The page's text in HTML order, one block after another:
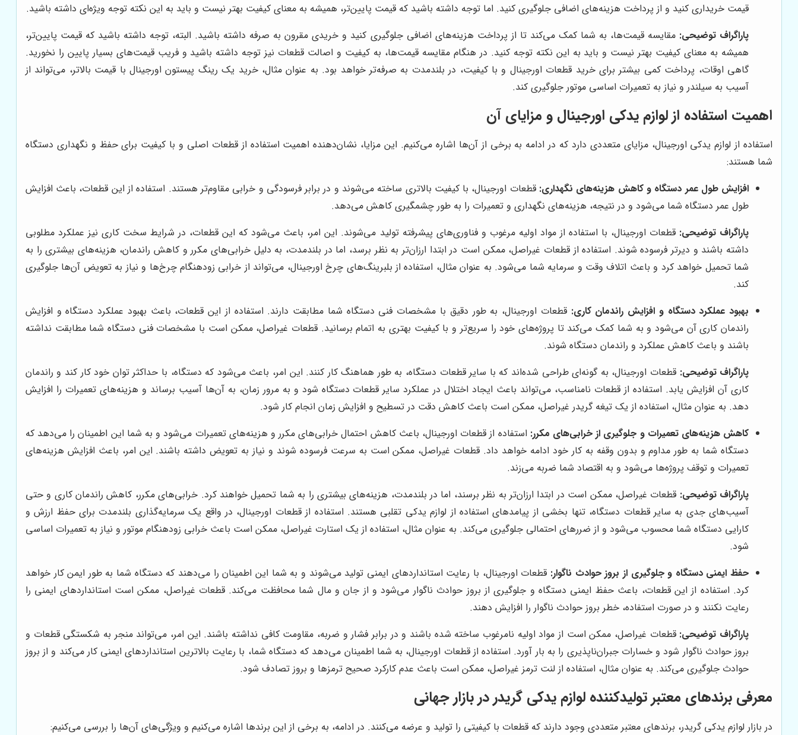
قیمت خریداری کنید و از پرداخت هزینه‌های اضافی جلوگیری کنید. اما توجه داشته باشید که قیمت پایین‌تر، همیشه به معنای کیفیت بهتر نیست و باید به این نکته توجه ویژه‌ای داشته باشید.
پاراگراف توضیحی: مقایسه قیمت‌ها، به شما کمک می‌کند تا از پرداخت هزینه‌های اضافی جلوگیری کنید و خریدی مقرون به صرفه داشته باشید. البته، توجه داشته باشید که قیمت پایین‌تر،
همیشه به معنای کیفیت بهتر نیست و باید به این نکته توجه کنید. در هنگام مقایسه قیمت‌ها، به کیفیت و اصالت قطعات نیز توجه داشته باشید و فریب قیمت‌های بسیار پایین را نخورید.
گاهی اوقات، پرداخت کمی بیشتر برای خرید قطعات اورجینال و با کیفیت، در بلندمدت به صرفه‌تر خواهد بود. به عنوان مثال، خرید یک رینگ پیستون اورجینال با قیمت بالاتر، می‌تواند از
آسیب به سیلندر و نیاز به تعمیرات اساسی موتور جلوگیری کند.
اهمیت استفاده از لوازم یدکی اورجینال و مزایای آن
استفاده از لوازم یدکی اورجینال، مزایای متعددی دارد که در ادامه به برخی از آن‌ها اشاره می‌کنیم. این مزایا، نشان‌دهنده اهمیت استفاده از قطعات اصلی و با کیفیت برای حفظ و نگهداری دستگاه
شما هستند:
افزایش طول عمر دستگاه و کاهش هزینه‌های نگهداری: قطعات اورجینال، با کیفیت بالاتری ساخته می‌شوند و در برابر فرسودگی و خرابی مقاوم‌تر هستند. استفاده از این قطعات، باعث افزایش
طول عمر دستگاه شما می‌شود و در نتیجه، هزینه‌های نگهداری و تعمیرات را به طور چشمگیری کاهش می‌دهد.
پاراگراف توضیحی: قطعات اورجینال، با استفاده از مواد اولیه مرغوب و فناوری‌های پیشرفته تولید می‌شوند. این امر، باعث می‌شود که این قطعات، در شرایط سخت کاری نیز عملکرد مطلوبی
داشته باشند و دیرتر فرسوده شوند. استفاده از قطعات غیراصل، ممکن است در ابتدا ارزان‌تر به نظر برسد، اما در بلندمدت، به دلیل خرابی‌های مکرر و کاهش راندمان، هزینه‌های بیشتری را به
شما تحمیل خواهد کرد و باعث اتلاف وقت و سرمایه شما می‌شود. به عنوان مثال، استفاده از بلبرینگ‌های چرخ اورجینال، می‌تواند از خرابی زودهنگام چرخ‌ها و نیاز به تعویض آن‌ها جلوگیری
کند.
بهبود عملکرد دستگاه و افزایش راندمان کاری: قطعات اورجینال، به طور دقیق با مشخصات فنی دستگاه شما مطابقت دارند. استفاده از این قطعات، باعث بهبود عملکرد دستگاه و افزایش
راندمان کاری آن می‌شود و به شما کمک می‌کند تا پروژه‌های خود را سریع‌تر و با کیفیت بهتری به اتمام برسانید. قطعات غیراصل، ممکن است با مشخصات فنی دستگاه شما مطابقت نداشته
باشند و باعث کاهش عملکرد و راندمان دستگاه شوند.
پاراگراف توضیحی: قطعات اورجینال، به گونه‌ای طراحی شده‌اند که با سایر قطعات دستگاه، به طور هماهنگ کار کنند. این امر، باعث می‌شود که دستگاه، با حداکثر توان خود کار کند و راندمان
کاری آن افزایش یابد. استفاده از قطعات نامناسب، می‌تواند باعث ایجاد اختلال در عملکرد سایر قطعات دستگاه شود و به مرور زمان، به آن‌ها آسیب برساند و هزینه‌های تعمیرات را افزایش
دهد. به عنوان مثال، استفاده از یک تیغه گریدر غیراصل، ممکن است باعث کاهش دقت در تسطیح و افزایش زمان انجام کار شود.
کاهش هزینه‌های تعمیرات و جلوگیری از خرابی‌های مکرر: استفاده از قطعات اورجینال، باعث کاهش احتمال خرابی‌های مکرر و هزینه‌های تعمیرات می‌شود و به شما این اطمینان را می‌دهد که
دستگاه شما به طور مداوم و بدون وقفه به کار خود ادامه خواهد داد. قطعات غیراصل، ممکن است به سرعت فرسوده شوند و نیاز به تعویض داشته باشند. این امر، باعث افزایش هزینه‌های
تعمیرات و توقف پروژه‌ها می‌شود و به اقتصاد شما ضربه می‌زند.
پاراگراف توضیحی: قطعات غیراصل، ممکن است در ابتدا ارزان‌تر به نظر برسند، اما در بلندمدت، هزینه‌های بیشتری را به شما تحمیل خواهند کرد. خرابی‌های مکرر، کاهش راندمان کاری و حتی
آسیب‌های جدی به سایر قطعات دستگاه، تنها بخشی از پیامدهای استفاده از لوازم یدکی تقلبی هستند. استفاده از قطعات اورجینال، در واقع یک سرمایه‌گذاری بلندمدت برای حفظ ارزش و
کارایی دستگاه شما محسوب می‌شود و از ضررهای احتمالی جلوگیری می‌کند. به عنوان مثال، استفاده از یک استارت غیراصل، ممکن است باعث خرابی زودهنگام موتور و نیاز به تعمیرات اساسی
شود.
حفظ ایمنی دستگاه و جلوگیری از بروز حوادث ناگوار: قطعات اورجینال، با رعایت استانداردهای ایمنی تولید می‌شوند و به شما این اطمینان را می‌دهند که دستگاه شما به طور ایمن کار خواهد
کرد. استفاده از این قطعات، باعث حفظ ایمنی دستگاه و جلوگیری از بروز حوادث ناگوار می‌شود و از جان و مال شما محافظت می‌کند. قطعات غیراصل، ممکن است استانداردهای ایمنی را
رعایت نکنند و در صورت استفاده، خطر بروز حوادث ناگوار را افزایش دهند.
پاراگراف توضیحی: قطعات غیراصل، ممکن است از مواد اولیه نامرغوب ساخته شده باشند و در برابر فشار و ضربه، مقاومت کافی نداشته باشند. این امر، می‌تواند منجر به شکستگی قطعات و
بروز حوادث ناگوار شود و خسارات جبران‌ناپذیری را به بار آورد. استفاده از قطعات اورجینال، به شما اطمینان می‌دهد که دستگاه شما، با رعایت بالاترین استانداردهای ایمنی کار می‌کند و از بروز
حوادث جلوگیری می‌کند. به عنوان مثال، استفاده از لنت ترمز غیراصل، ممکن است باعث عدم کارکرد صحیح ترمزها و بروز تصادف شود.
معرفی برندهای معتبر تولیدکننده لوازم یدکی گریدر در بازار جهانی
در بازار لوازم یدکی گریدر، برندهای معتبر متعددی وجود دارند که قطعات با کیفیتی را تولید و عرضه می‌کنند. در ادامه، به برخی از این برندها اشاره می‌کنیم و ویژگی‌های آن‌ها را بررسی می‌کنیم: